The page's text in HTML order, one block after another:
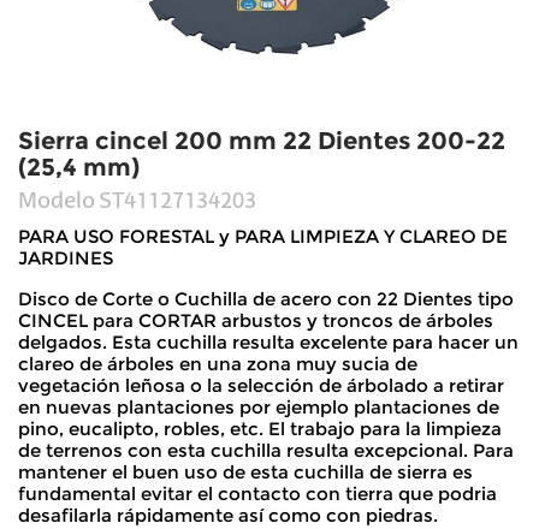
Sierra cincel 200 mm 22 Dientes 200-22
(25,4 mm)
Modelo ST41127134203
PARA USO FORESTAL y PARA LIMPIEZA Y CLAREO DE
JARDINES
Disco de Corte o Cuchilla de acero con 22 Dientes tipo
CINCEL para CORTAR arbustos y troncos de árboles
delgados. Esta cuchilla resulta excelente para hacer un
clareo de árboles en una zona muy sucia de
vegetación leñosa o la selección de árbolado a retirar
en nuevas plantaciones por ejemplo plantaciones de
pino, eucalipto, robles, etc. El trabajo para la limpieza
de terrenos con esta cuchilla resulta excepcional. Para
mantener el buen uso de esta cuchilla de sierra es
fundamental evitar el contacto con tierra que podria
desafilarla rápidamente así como con piedras.